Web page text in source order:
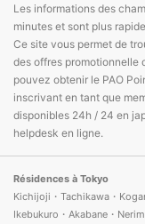
Les informations des
minutes et sont plus
Ce site vous permet de
des offres promotionnelle
pouvez obtenir le PAO
inscrivant en tant que
disponibles 24h / 24 en
helpdesk en ligne.
Résidences à Tokyo
Kichijoji・Tachikawa・
Ikebukuro・Akabane・